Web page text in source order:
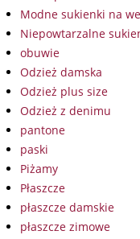
Modne sukienki na
Niepowtarzalne
obuwie
Odzież damska
Odzież plus size
Odzież z denimu
pantone
paski
Piżamy
Płaszcze
płaszcze damskie
płaszcze zimowe